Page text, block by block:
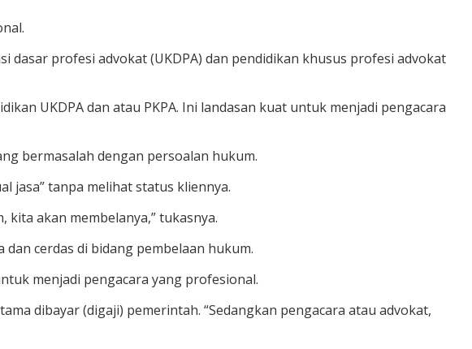
profesi advokat (UKDPA) dan pendidikan khusus profesi advokat
UKDPA dan atau PKPA. Ini landasan kuat untuk menjadi pengacara
bermasalah dengan persoalan hukum.
jasa” tanpa melihat status kliennya.
kita akan membelanya,” tukasnya.
cerdas di bidang pembelaan hukum.
menjadi pengacara yang profesional.
dibayar (digaji) pemerintah. “Sedangkan pengacara atau advokat,